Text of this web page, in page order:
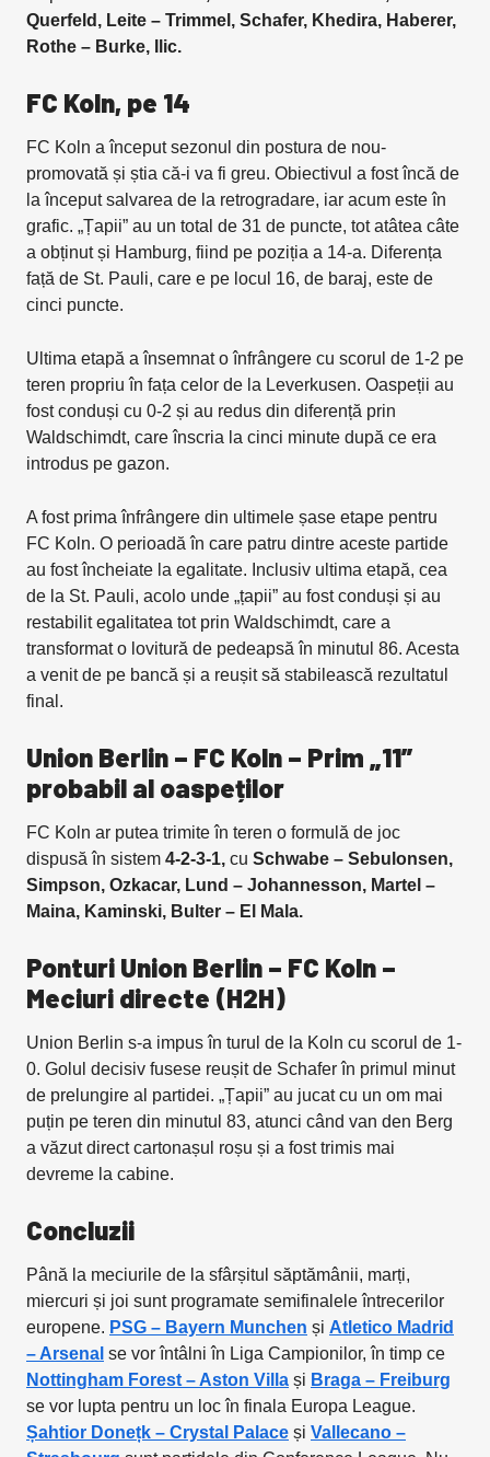
Querfeld, Leite – Trimmel, Schafer, Khedira, Haberer,
Rothe – Burke, Ilic.
FC Koln, pe 14
FC Koln a început sezonul din postura de nou-
promovată și știa că-i va fi greu. Obiectivul a fost încă de
la început salvarea de la retrogradare, iar acum este în
grafic. „Țapii” au un total de 31 de puncte, tot atâtea câte
a obținut și Hamburg, fiind pe poziția a 14-a. Diferența
față de St. Pauli, care e pe locul 16, de baraj, este de
cinci puncte.
Ultima etapă a însemnat o înfrângere cu scorul de 1-2 pe
teren propriu în fața celor de la Leverkusen. Oaspeții au
fost conduși cu 0-2 și au redus din diferență prin
Waldschimdt, care înscria la cinci minute după ce era
introdus pe gazon.
A fost prima înfrângere din ultimele șase etape pentru
FC Koln. O perioadă în care patru dintre aceste partide
au fost încheiate la egalitate. Inclusiv ultima etapă, cea
de la St. Pauli, acolo unde „țapii” au fost conduși și au
restabilit egalitatea tot prin Waldschimdt, care a
transformat o lovitură de pedeapsă în minutul 86. Acesta
a venit de pe bancă și a reușit să stabilească rezultatul
final.
Union Berlin – FC Koln – Prim „11”
probabil al oaspeților
FC Koln ar putea trimite în teren o formulă de joc
dispusă în sistem 4-2-3-1, cu Schwabe – Sebulonsen,
Simpson, Ozkacar, Lund – Johannesson, Martel –
Maina, Kaminski, Bulter – El Mala.
Ponturi Union Berlin – FC Koln –
Meciuri directe (H2H)
Union Berlin s-a impus în turul de la Koln cu scorul de 1-
0. Golul decisiv fusese reușit de Schafer în primul minut
de prelungire al partidei. „Țapii” au jucat cu un om mai
puțin pe teren din minutul 83, atunci când van den Berg
a văzut direct cartonașul roșu și a fost trimis mai
devreme la cabine.
Concluzii
Până la meciurile de la sfârșitul săptămânii, marți,
miercuri și joi sunt programate semifinalele întrecerilor
europene. PSG – Bayern Munchen și Atletico Madrid
– Arsenal se vor întâlni în Liga Campionilor, în timp ce
Nottingham Forest – Aston Villa și Braga – Freiburg
se vor lupta pentru un loc în finala Europa League.
Șahtior Donețk – Crystal Palace și Vallecano –